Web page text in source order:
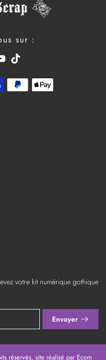
sur :
votre kit numérique gothique
Envoyer
réservés, site réalisé par Ecom